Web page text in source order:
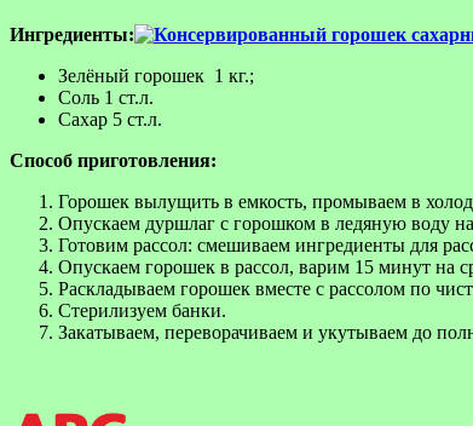
Ингредиенты:
Зелёный горошек 1 кг.;
Соль 1 ст.л.
Сахар 5 ст.л.
Способ приготовления:
Горошек вылущить в емкость, промываем в
Опускаем дуршлаг с горошком в ледяную воду
Готовим рассол: смешиваем ингредиенты для
Опускаем горошек в рассол, варим 15 минут на
Раскладываем горошек вместе с рассолом по
Стерилизуем банки.
Закатываем, переворачиваем и укутываем до